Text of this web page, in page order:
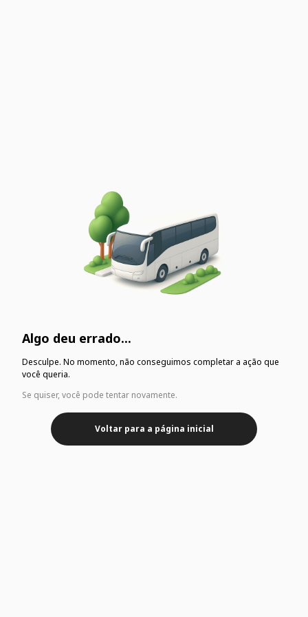
Algo deu errado...
Desculpe. No momento, não conseguimos completar a ação que
você queria.
Se quiser, você pode tentar novamente.
Voltar para a página inicial